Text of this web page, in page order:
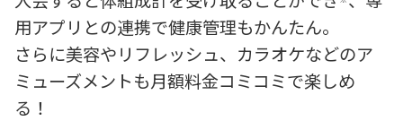
用アプリとの連携で健康管理もかんたん。
さらに美容やリフレッシュ、カラオケなどのア
ミューズメントも月額料金コミコミで楽しめ
る！